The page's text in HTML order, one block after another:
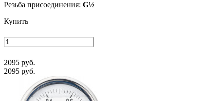
Резьба присоединения: G½
Купить
2095 руб.
2095 руб.